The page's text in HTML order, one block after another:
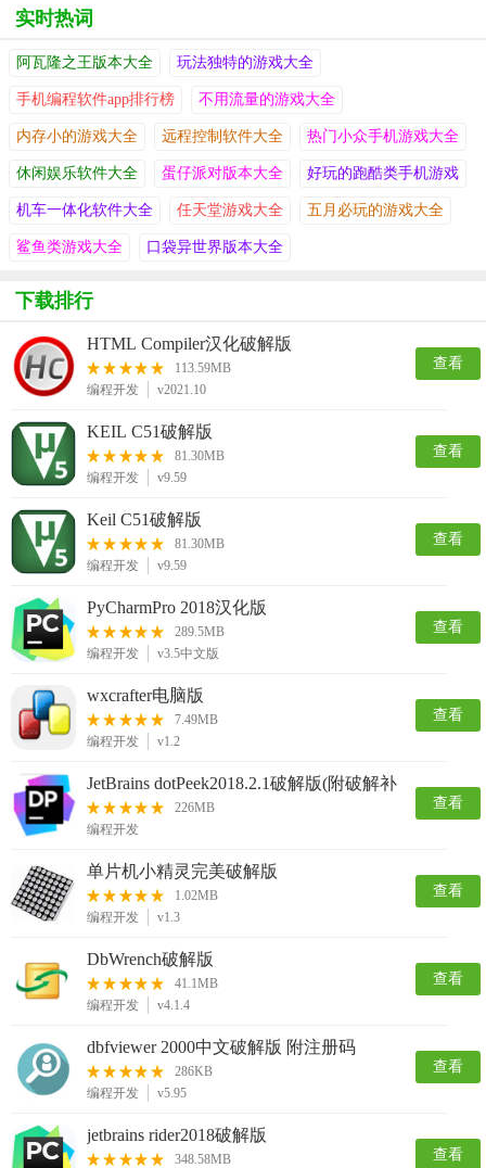
实时热词
阿瓦隆之王版本大全 玩法独特的游戏大全
手机编程软件app排行榜 不用流量的游戏大全
内存小的游戏大全 远程控制软件大全 热门小众手机游戏大全
休闲娱乐软件大全 蛋仔派对版本大全 好玩的跑酷类手机游戏
机车一体化软件大全 任天堂游戏大全 五月必玩的游戏大全
鲨鱼类游戏大全 口袋异世界版本大全
下载排行
HTML Compiler汉化破解版
113.59MB
编程开发
v2021.10
查看
KEIL C51破解版
81.30MB
编程开发
v9.59
查看
Keil C51破解版
81.30MB
编程开发
v9.59
查看
PyCharmPro 2018汉化版
289.5MB
编程开发
v3.5中文版
查看
wxcrafter电脑版
7.49MB
编程开发
v1.2
查看
JetBrains dotPeek2018.2.1破解版(附破解补
丁)
226MB
编程开发
查看
单片机小精灵完美破解版
1.02MB
编程开发
v1.3
查看
DbWrench破解版
41.1MB
编程开发
v4.1.4
查看
dbfviewer 2000中文破解版 附注册码
286KB
编程开发
v5.95
查看
jetbrains rider2018破解版
348.58MB 查看